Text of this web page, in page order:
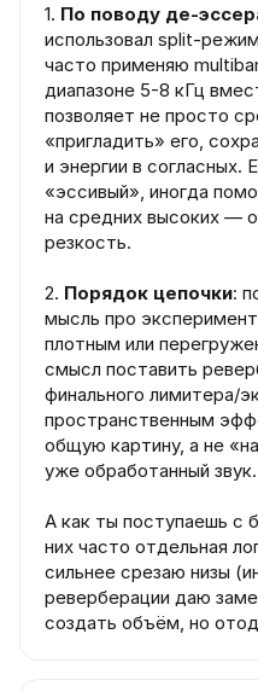
1. По поводу де-
использовал split-
часто применяю
диапазоне 5-8 кГц
позволяет не просто
«пригладить» его,
и энергии в согласных.
«эссивый», иногда
на средних высоких —
резкость.
2. Порядок цепочки:
мысль про
плотным или
смысл поставить
финального лимитера/
пространственным
общую картину, а не
уже обработанный звук.
А как ты поступаешь с
них часто отдельная
сильнее срезаю низы
реверберации даю
создать объём, но